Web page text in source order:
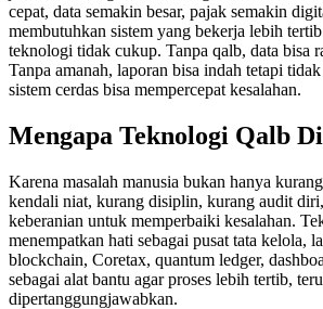
cepat, data semakin besar, pajak semakin
membutuhkan sistem yang bekerja lebih
teknologi tidak cukup. Tanpa qalb, data bisa
Tanpa amanah, laporan bisa indah tetapi
sistem cerdas bisa mempercepat kesalahan.
Mengapa Teknologi Qalb
Karena masalah manusia bukan hanya
kendali niat, kurang disiplin, kurang audit
keberanian untuk memperbaiki kesalahan.
menempatkan hati sebagai pusat tata kelola,
blockchain, Coretax, quantum ledger,
sebagai alat bantu agar proses lebih tertib,
dipertanggungjawabkan.